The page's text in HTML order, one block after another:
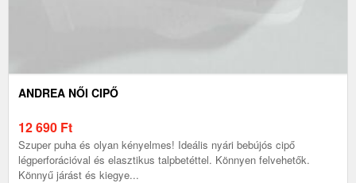
ANDREA NŐI CIPŐ
12 690 Ft
Szuper puha és olyan kényelmes! Ideális nyári bebújós cipő
légperforációval és elasztikus talpbetéttel. Könnyen felvehetők.
Könnyű járást és kiegye...